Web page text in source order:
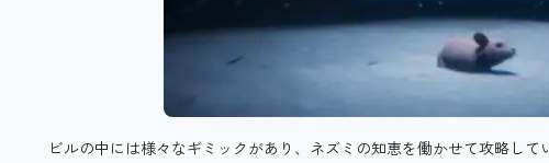
ビルの中には様々なギミックがあり、ネズミの知恵を働かせて攻略し